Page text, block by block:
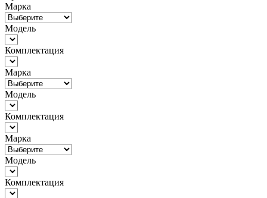
Марка
Модель
Комплектация
Марка
Модель
Комплектация
Марка
Модель
Комплектация